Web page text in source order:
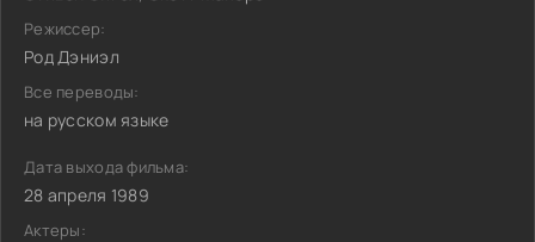
Режиссер:
Род Дэниэл
Все переводы:
на русском языке
Дата выхода фильма:
28 апреля 1989
Актеры: